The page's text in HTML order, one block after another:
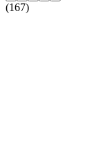
(167)